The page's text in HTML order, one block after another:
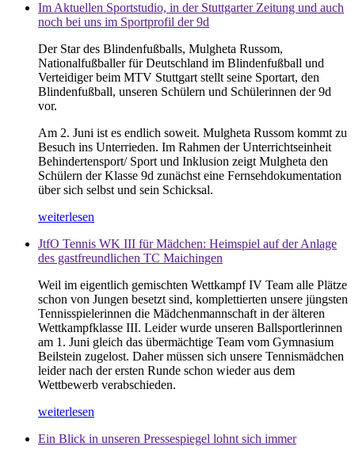
Im Aktuellen Sportstudio, in der Stuttgarter Zeitung und auch
noch bei uns im Sportprofil der 9d
Der Star des Blindenfußballs, Mulgheta Russom,
Nationalfußballer für Deutschland im Blindenfußball und
Verteidiger beim MTV Stuttgart stellt seine Sportart, den
Blindenfußball, unseren Schülern und Schülerinnen der 9d
vor.
Am 2. Juni ist es endlich soweit. Mulgheta Russom kommt zu
Besuch ins Unterrieden. Im Rahmen der Unterrichtseinheit
Behindertensport/ Sport und Inklusion zeigt Mulgheta den
Schülern der Klasse 9d zunächst eine Fernsehdokumentation
über sich selbst und sein Schicksal.
weiterlesen
JtfO Tennis WK III für Mädchen: Heimspiel auf der Anlage
des gastfreundlichen TC Maichingen
Weil im eigentlich gemischten Wettkampf IV Team alle Plätze
schon von Jungen besetzt sind, komplettierten unsere jüngsten
Tennisspielerinnen die Mädchenmannschaft in der älteren
Wettkampfklasse III. Leider wurde unseren Ballsportlerinnen
am 1. Juni gleich das übermächtige Team vom Gymnasium
Beilstein zugelost. Daher müssen sich unsere Tennismädchen
leider nach der ersten Runde schon wieder aus dem
Wettbewerb verabschieden.
weiterlesen
Ein Blick in unseren Pressespiegel lohnt sich immer